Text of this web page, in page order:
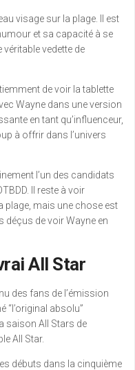
visage sur la plage. Il est
et sa capacité à se
vedette de
de voir la tablette
Wayne dans une version
en tant qu’influenceur,
à offrir dans l’univers
l’un des candidats
Il reste à voir
plage, mais une chose est
déçus de voir Wayne en
All Star
des fans de l’émission
“l’original absolu”
saison All Stars de
All Star.
débuts dans la cinquième